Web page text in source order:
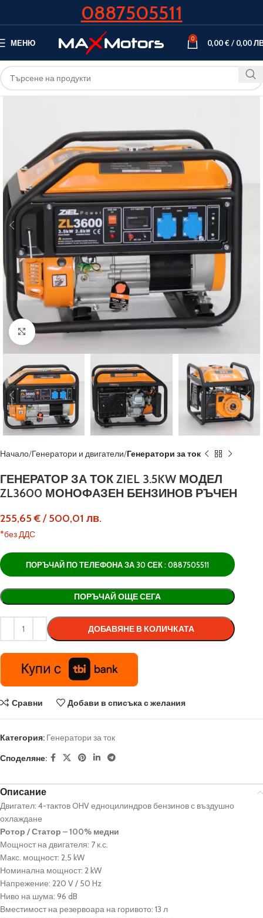
0887505511
МЕНЮ 0 0,00€/ 0,00
Кликнете, за да увеличите
Начало Генератори и двигатели Генератори за ток
ГЕНЕРАТОР ЗА ТОК ZIEL 3.5KW МОДЕЛ
ZL3600 МОНОФАЗЕН БЕНЗИНОВ РЪЧЕН
255,65€/500,01 лв.
*без ДДС
ПОРЪЧАЙ ПО ТЕЛЕФОНА ЗА 30 СЕК : 0887505511
ПОРЪЧАЙ ОЩЕ СЕГА
ДОБАВЯНЕ В КОЛИЧКАТА
Alternative:
Сравни Добави в списъка с желания
Категория: Генератори за ток
Споделяне:
Описание
Двигател: 4-тактов OHV едноцилиндров бензинов с въздушно
охлаждане
Ротор / Статор – 100% медни
Мощност на двигателя: 7 к.с.
Макс. мощност: 2,5 kW
Номинална мощност: 2 kW
Напрежение: 220 V / 50 Hz
Ниво на шума: 96 dB
Вместимост на резервоара на горивото: 13 л